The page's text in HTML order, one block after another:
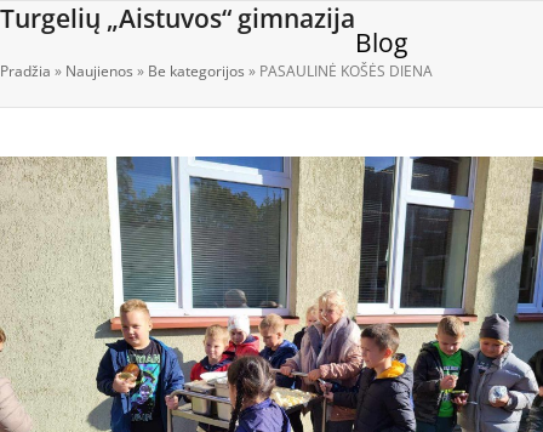
Skip
content
Turgelių „Aistuvos“ gimnazija
Open
mobile
Close
mobile
Blog
Pradžia » Naujienos » Be kategorijos » PASAULINĖ KOŠĖS DIENA